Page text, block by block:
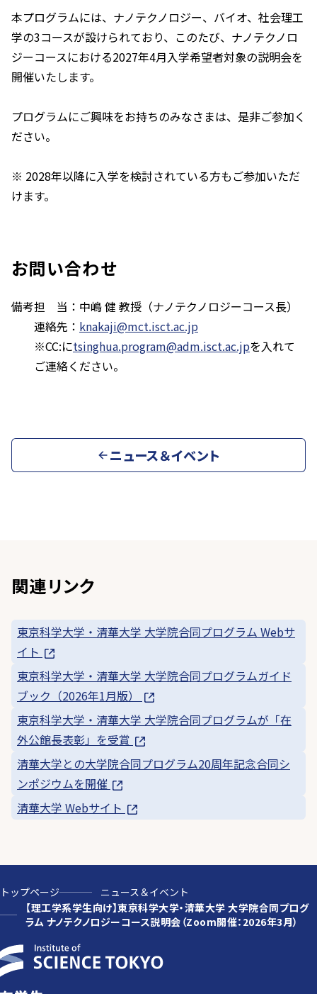
本プログラムには、ナノテクノロジー、バイオ、社会理工
学の3コースが設けられており、このたび、ナノテクノロ
ジーコースにおける2027年4月入学希望者対象の説明会を
開催いたします。
プログラムにご興味をお持ちのみなさまは、是非ご参加く
ださい。
※ 2028年以降に入学を検討されている方もご参加いただ
けます。
お問い合わせ
備考担 当：中嶋 健 教授（ナノテクノロジーコース長）
連絡先： knakaji@mct.isct.ac.jp
※CC:にtsinghua.program@adm.isct.ac.jpを入れて
ご連絡ください。
ニュース＆イベント
関連リンク
東京科学大学・清華大学 大学院合同プログラム Webサ
イト
東京科学大学・清華大学 大学院合同プログラムガイド
ブック（2026年1月版）
東京科学大学・清華大学 大学院合同プログラムが「在
外公館長表彰」を受賞
清華大学との大学院合同プログラム20周年記念合同シ
ンポジウムを開催
清華大学 Webサイト
トップページ
ニュース＆イベント
【理工学系学生向け】東京科学大学・清華大学 大学院合同プログ
ラム ナノテクノロジーコース説明会（Zoom開催：2026年3月）